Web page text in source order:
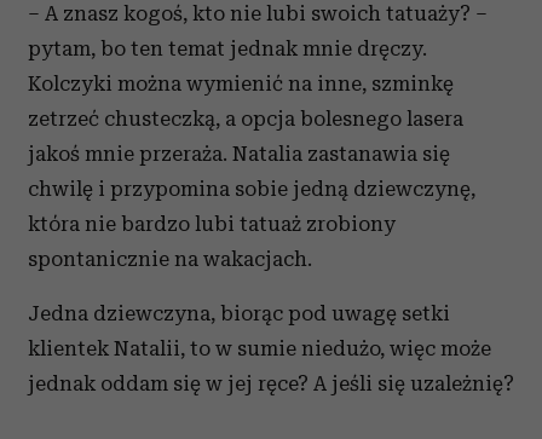
– A znasz kogoś, kto nie lubi swoich tatuaży? –
pytam, bo ten temat jednak mnie dręczy.
Kolczyki można wymienić na inne, szminkę
zetrzeć chusteczką, a opcja bolesnego lasera
jakoś mnie przeraża. Natalia zastanawia się
chwilę i przypomina sobie jedną dziewczynę,
która nie bardzo lubi tatuaż zrobiony
spontanicznie na wakacjach.
Jedna dziewczyna, biorąc pod uwagę setki
klientek Natalii, to w sumie niedużo, więc może
jednak oddam się w jej ręce? A jeśli się uzależnię?